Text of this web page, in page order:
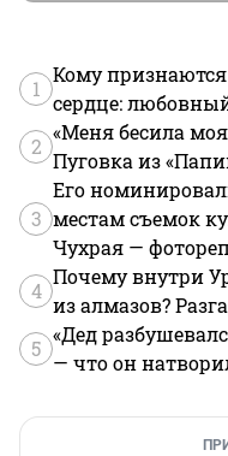
1
Кому
сердце:
2
«Меня бесила
Пуговка из
3
Его
местам съемок
Чухрая —
4
Почему внутри
из алмазов?
5
«Дед
— что он